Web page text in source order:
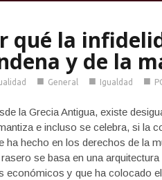
qué la
y de la
■ General ■ Igualdad ■
la Grecia Antigua, existe
e incluso se celebra, si la
ha hecho en los derechos de la
se basa en una
económicos y que ha colocado